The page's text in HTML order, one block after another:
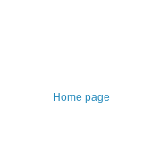
Home page